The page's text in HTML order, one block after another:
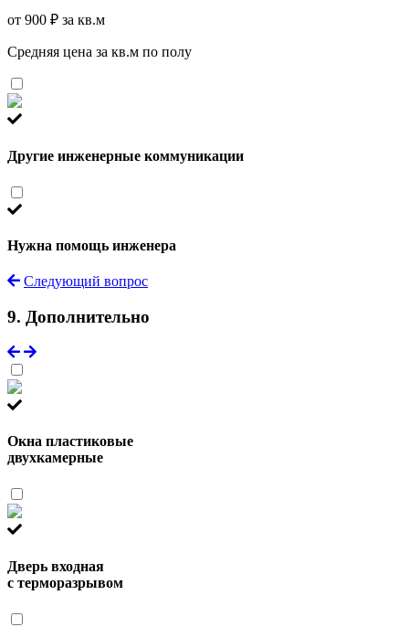
от 900 ₽ за кв.м
Средняя цена за кв.м по полу
Другие инженерные коммуникации
Нужна помощь инженера
Следующий вопрос
9. Дополнительно
Окна пластиковые
двухкамерные
Дверь входная
с терморазрывом